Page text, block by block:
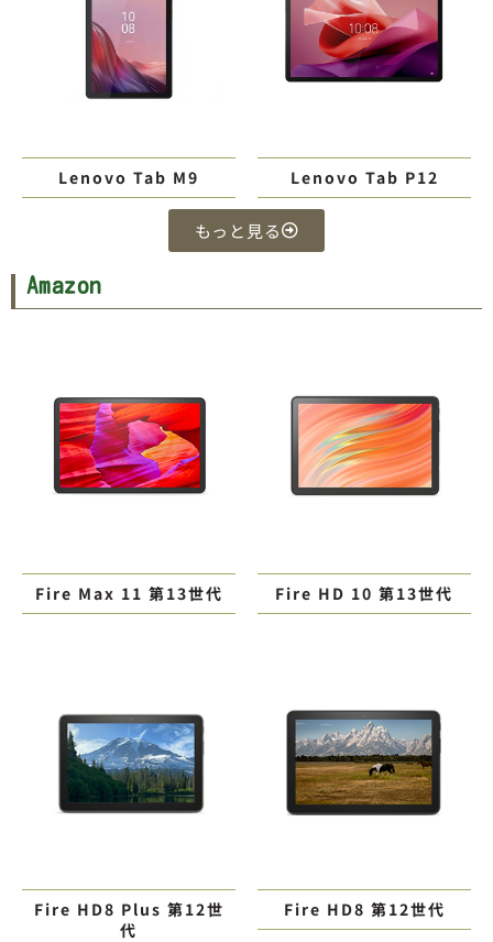
Lenovo Tab M9 Lenovo Tab P12
もっと見る
Amazon
Fire Max 11 第13世代 Fire HD 10 第13世代
Fire HD8 Plus 第12世
代
Fire HD8 第12世代